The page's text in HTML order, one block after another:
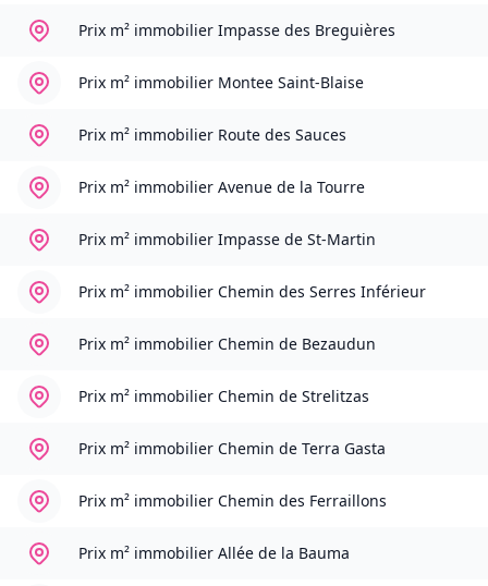
Prix m² immobilier Impasse des Breguières
Prix m² immobilier Montee Saint-Blaise
Prix m² immobilier Route des Sauces
Prix m² immobilier Avenue de la Tourre
Prix m² immobilier Impasse de St-Martin
Prix m² immobilier Chemin des Serres Inférieur
Prix m² immobilier Chemin de Bezaudun
Prix m² immobilier Chemin de Strelitzas
Prix m² immobilier Chemin de Terra Gasta
Prix m² immobilier Chemin des Ferraillons
Prix m² immobilier Allée de la Bauma